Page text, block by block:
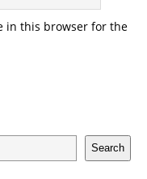
in this browser for the
Search